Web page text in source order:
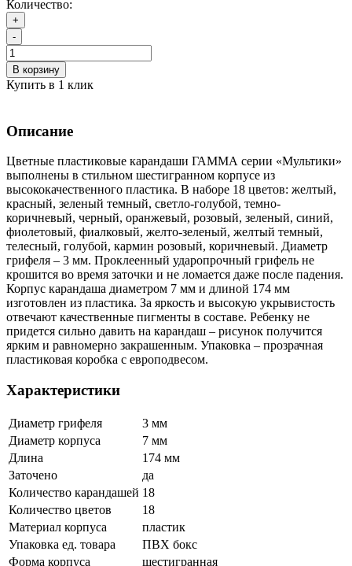
Количество:
+
-
В корзину
Купить в 1 клик
Описание
Цветные пластиковые карандаши ГАММА серии «Мультики»
выполнены в стильном шестигранном корпусе из
высококачественного пластика. В наборе 18 цветов: желтый,
красный, зеленый темный, светло-голубой, темно-
коричневый, черный, оранжевый, розовый, зеленый, синий,
фиолетовый, фиалковый, желто-зеленый, желтый темный,
телесный, голубой, кармин розовый, коричневый. Диаметр
грифеля – 3 мм. Проклеенный ударопрочный грифель не
крошится во время заточки и не ломается даже после падения.
Корпус карандаша диаметром 7 мм и длиной 174 мм
изготовлен из пластика. За яркость и высокую укрывистость
отвечают качественные пигменты в составе. Ребенку не
придется сильно давить на карандаш – рисунок получится
ярким и равномерно закрашенным. Упаковка – прозрачная
пластиковая коробка с европодвесом.
Характеристики
Диаметр грифеля
3 мм
Диаметр корпуса
7 мм
Длина
174 мм
Заточено
да
Количество карандашей 18
Количество цветов
18
Материал корпуса
пластик
Упаковка ед. товара
ПВХ бокс
Форма корпуса
шестигранная